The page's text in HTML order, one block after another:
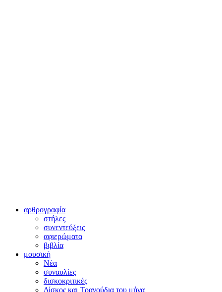
αρθρογραφία
στήλες
συνεντεύξεις
αφιερώματα
βιβλία
μουσική
Νέα
συναυλίες
δισκοκριτικές
Δίσκος και Τραγούδια του μήνα